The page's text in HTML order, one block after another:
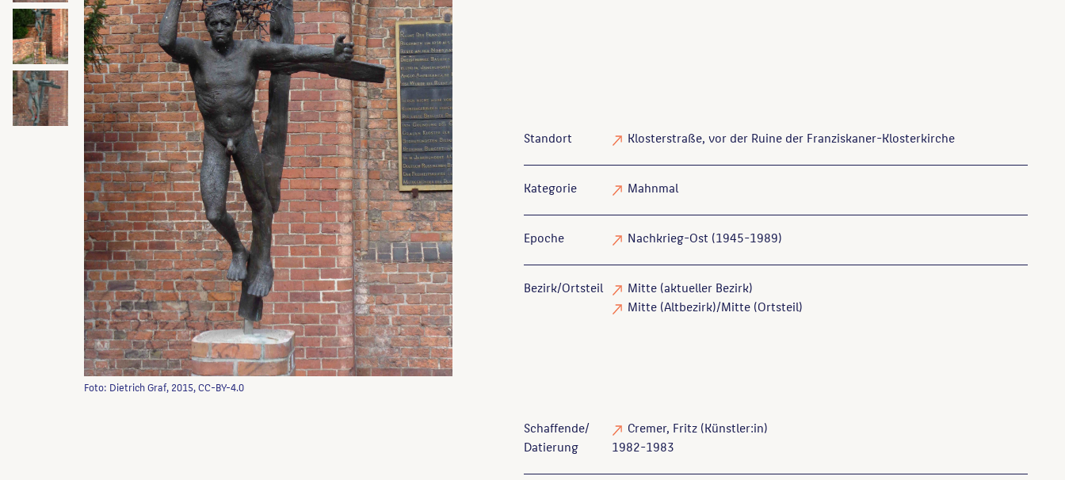
Foto: Dietrich Graf, 2015, CC-BY-4.0
Standort Klosterstraße, vor der Ruine der Franziskaner-Klosterkirche
Kategorie Mahnmal
Epoche Nachkrieg-Ost (1945-1989)
Bezirk/Ortsteil
Mitte (aktueller Bezirk)
Mitte (Altbezirk)/Mitte (Ortsteil)
Schaffende/
Datierung
Cremer, Fritz (Künstler:in)
1982-1983